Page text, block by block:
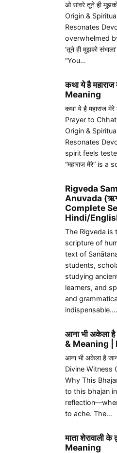
ओ सांवरे तूने ही
Origin &
Resonates
overwhelmed
‘तूने ही मुझको
“You…
कथा ये है
Meaning
कथा ये है महाराज मेरे
Prayer to
Origin &
Resonates
spirit feels
“महाराज मेरे” is a
Rigveda
Anuvada
Complete
Hindi/
The Rigveda is
scripture of
text of
students,
studying
learners, and
and
indispensable.…
आना भी अकेला
& Meaning |
आना भी अकेला है
Divine Witness
Why This
to this bhajan
to ache. The…
माता शेरावाली के
Meaning